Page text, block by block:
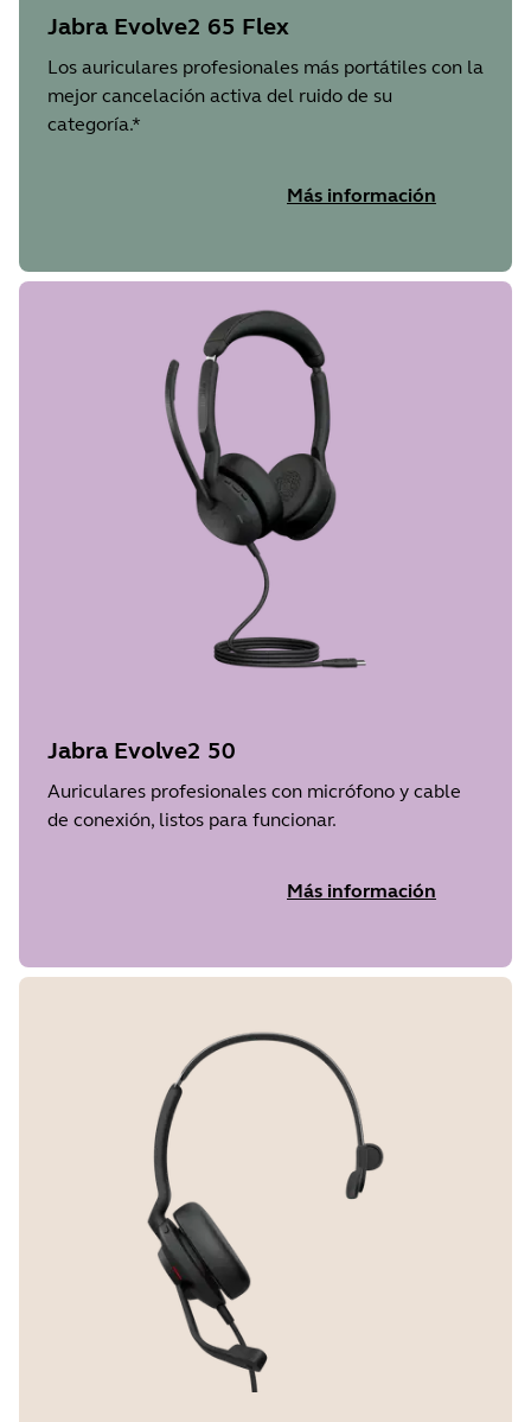
Jabra Evolve2 65 Flex
Los auriculares profesionales más portátiles con la
mejor cancelación activa del ruido de su
categoría.*
Más información
Jabra Evolve2 50
Auriculares profesionales con micrófono y cable
de conexión, listos para funcionar.
Más información